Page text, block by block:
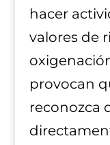
hacer
valores de
provocan
reconozca